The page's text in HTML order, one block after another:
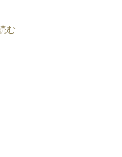
む